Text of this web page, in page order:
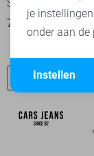
State of Art
76,95
State of Art SALE
je
onder aan de
Instellen